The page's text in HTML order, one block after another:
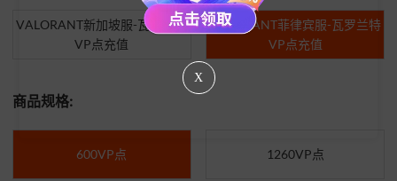
VALORANT新加坡服-瓦罗兰特
VP点充值
VALORANT菲律宾服-瓦罗兰特
VP点充值
商品规格:
600VP点 1260VP点
X